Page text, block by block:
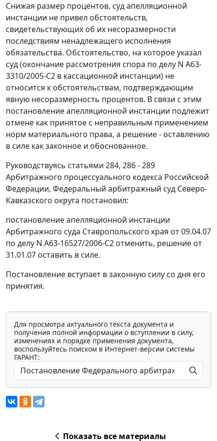
Снижая размер процентов, суд апелляционной
инстанции не привел обстоятельств,
свидетельствующих об их несоразмерности
последствиям ненадлежащего исполнения
обязательства. Обстоятельство, на которое указал
суд (окончание рассмотрения спора по делу N А63-
3310/2005-С2 в кассационной инстанции) не
относится к обстоятельствам, подтверждающим
явную несоразмерность процентов. В связи с этим
постановление апелляционной инстанции подлежит
отмене как принятое с неправильным применением
норм материального права, а решение - оставлению
в силе как законное и обоснованное.
Руководствуясь статьями 284, 286 - 289
Арбитражного процессуального кодекса Российской
Федерации, Федеральный арбитражный суд Северо-
Кавказского округа постановил:
постановление апелляционной инстанции
Арбитражного суда Ставропольского края от 09.04.07
по делу N А63-16527/2006-С2 отменить, решение от
31.01.07 оставить в силе.
Постановление вступает в законную силу со дня его
принятия.
Для просмотра актуального текста документа и
получения полной информации о вступлении в силу,
изменениях и порядке применения документа,
воспользуйтесь поиском в Интернет-версии системы
ГАРАНТ:
Показать все материалы